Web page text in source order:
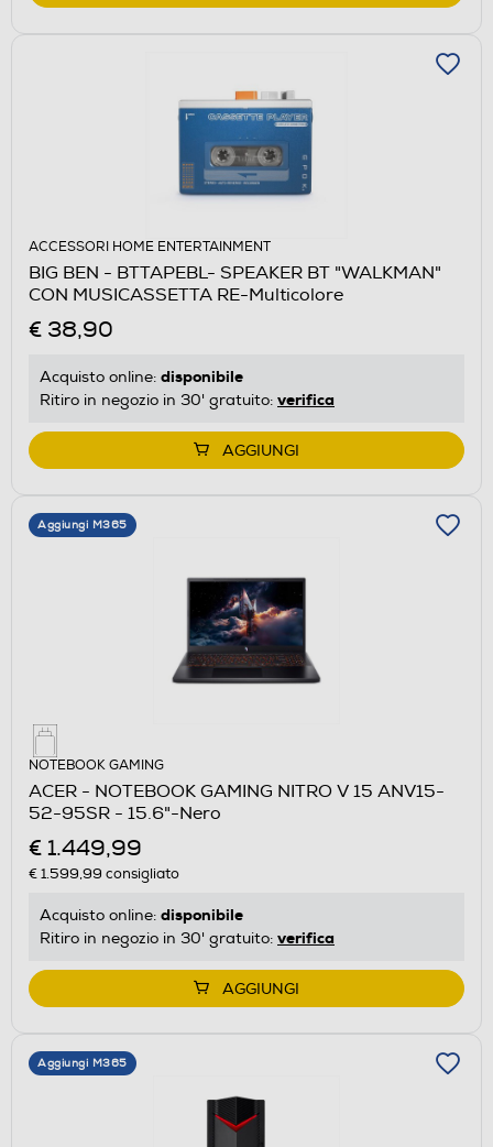
ACCESSORI HOME ENTERTAINMENT
BIG BEN - BTTAPEBL- SPEAKER BT "WALKMAN"
CON MUSICASSETTA RE-Multicolore
€ 38,90
Acquisto online: disponibile
Ritiro in negozio in 30' gratuito: verifica
AGGIUNGI
Aggiungi M365
NOTEBOOK GAMING
ACER - NOTEBOOK GAMING NITRO V 15 ANV15-
52-95SR - 15.6"-Nero
€ 1.449,99
€ 1.599,99 consigliato
Acquisto online: disponibile
Ritiro in negozio in 30' gratuito: verifica
AGGIUNGI
Aggiungi M365